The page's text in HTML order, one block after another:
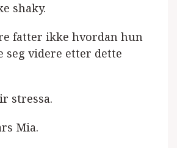
shaky.
fatter ikke hvordan hun
seg videre etter dette
stressa.
Mia.